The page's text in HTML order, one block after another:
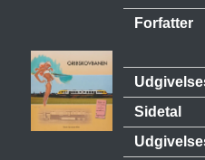
Forfatter
Sidetal